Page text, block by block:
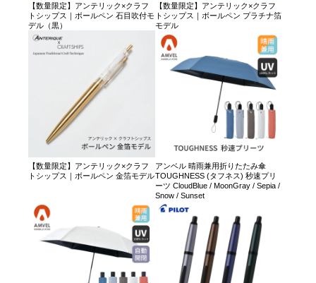
【数量限定】アンテリック×クラフ
トシップス｜ボールペン 石目吹付モ
デル（黒）
【数量限定】アンテリック×クラフ
トシップス｜ボールペン プラチナ箔
モデル
【数量限定】アンテリック×クラフ
トシップス｜ボールペン 金箔モデル
アンベル 晴雨兼用折りたたみ傘
TOUGHNESS (タフネス) 秒速プリ
ーツ CloudBlue / MoonGray / Sepia /
Snow / Sunset